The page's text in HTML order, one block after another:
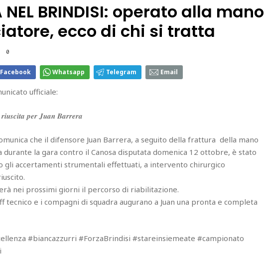
NEL BRINDISI: operato alla mano
ecco di chi si tratta
0
Facebook Whatsapp Telegram Email
ufficiale:
𝒑𝒆𝒓 𝑱𝒖𝒂𝒏 𝑩𝒂𝒓𝒓𝒆𝒓𝒂
che il difensore Juan Barrera, a seguito della frattura della mano
la gara contro il Canosa disputata domenica 12 ottobre, è stato
gli accertamenti strumentali effettuati, a intervento chirurgico
nei prossimi giorni il percorso di riabilitazione.
tecnico e i compagni di squadra augurano a Juan una pronta e completa
#biancazzurri #ForzaBrindisi #stareinsiemeate #campionato